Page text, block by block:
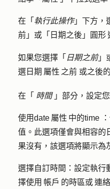
在「 執行此操作」下方，
前 」或「 日期之後 」圓形
如果您選擇「 日期之前」
選日期 屬性 之前 或之後
在「 時間」部分，設定您
使用date 屬性 中的time ：
值。此選項僅會與相容的
果沒有，該選項將顯示為
選擇自訂時間： 設定執行
擇使用 帳戶 的時區或 連